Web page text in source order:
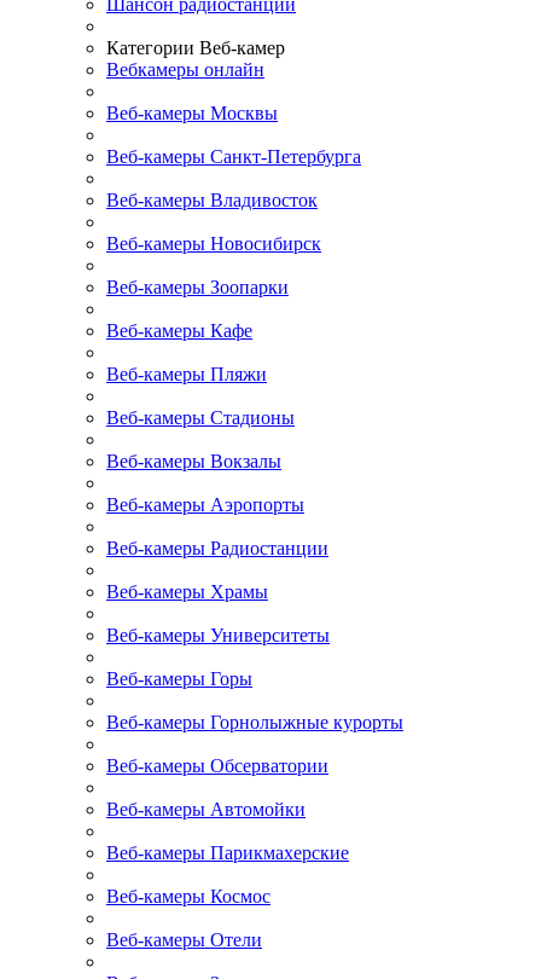
Шансон радиостанции
Категории Веб-камер
Вебкамеры онлайн
Веб-камеры Москвы
Веб-камеры Санкт-Петербурга
Веб-камеры Владивосток
Веб-камеры Новосибирск
Веб-камеры Зоопарки
Веб-камеры Кафе
Веб-камеры Пляжи
Веб-камеры Стадионы
Веб-камеры Вокзалы
Веб-камеры Аэропорты
Веб-камеры Радиостанции
Веб-камеры Храмы
Веб-камеры Университеты
Веб-камеры Горы
Веб-камеры Горнолыжные курорты
Веб-камеры Обсерватории
Веб-камеры Автомойки
Веб-камеры Парикмахерские
Веб-камеры Космос
Веб-камеры Отели